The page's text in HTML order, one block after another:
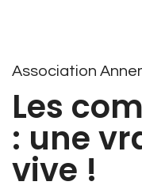
Association
Les
: une
vive !